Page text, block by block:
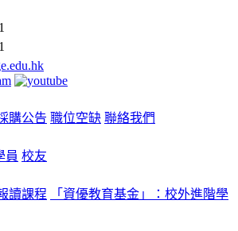
購公告 職位空缺 聯絡我們
員 校友
讀課程
「資優教育基金」：校外進階學